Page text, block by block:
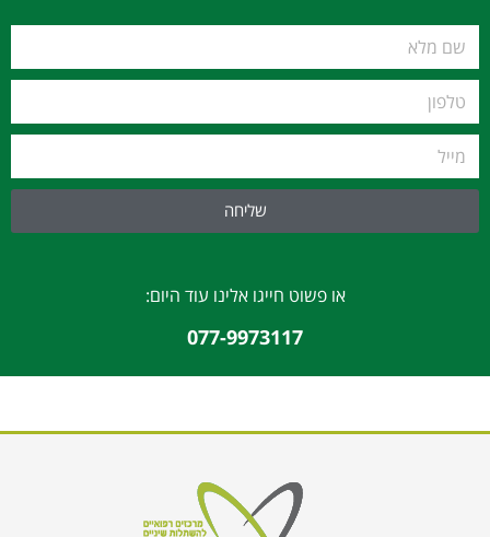
שליחה
או פשוט חייגו אלינו עוד היום:
077-9973117